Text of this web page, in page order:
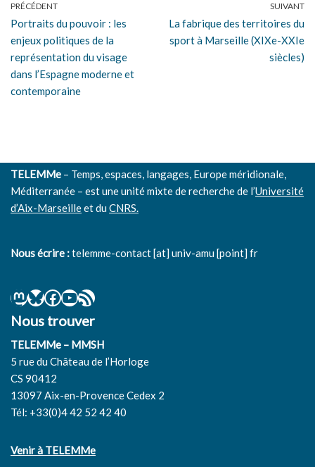
PRÉCÉDENT
Portraits du pouvoir : les
enjeux politiques de la
représentation du visage
dans l’Espagne moderne et
contemporaine
SUIVANT
La fabrique des territoires du
sport à Marseille (XIXe-XXIe
siècles)
TELEMMe – Temps, espaces, langages, Europe méridionale,
Méditerranée – est une unité mixte de recherche de l’Université
d’Aix-Marseilleet duCNRS.
Nous écrire :telemme-contact [at] univ-amu [point] fr
Nous trouver
TELEMMe – MMSH
5 rue du Château de l’Horloge
CS 90412
13097 Aix-en-Provence Cedex 2
Tél: +33(0)4 42 52 42 40
Venir à TELEMMe